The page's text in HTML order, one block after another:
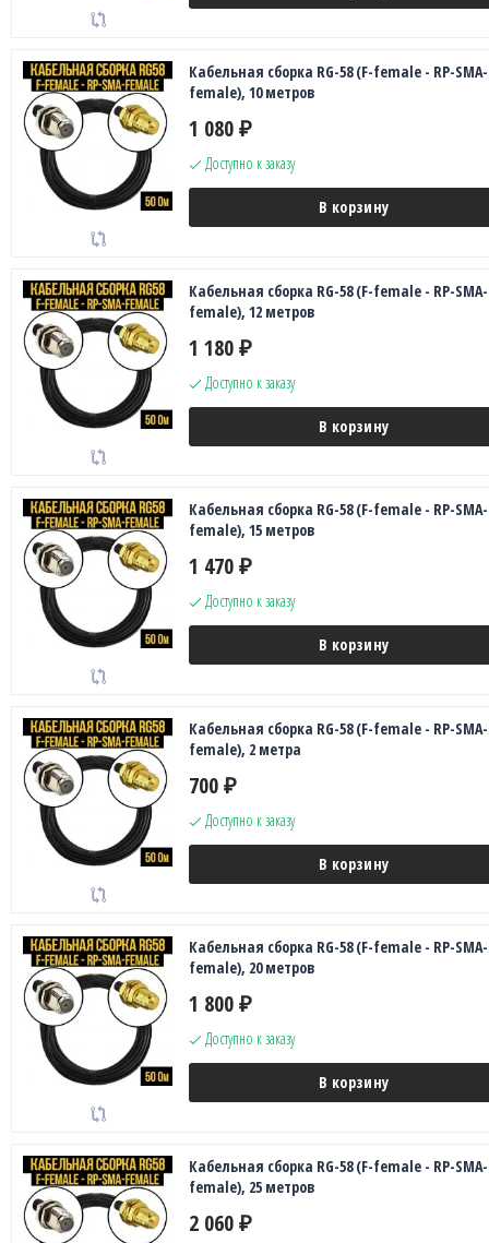
Кабельная сборка RG-58 (F-female - RP-SMA-
female), 10 метров
1 080 ₽
Доступно к заказу
В корзину
Кабельная сборка RG-58 (F-female - RP-SMA-
female), 12 метров
1 180 ₽
Доступно к заказу
В корзину
Кабельная сборка RG-58 (F-female - RP-SMA-
female), 15 метров
1 470 ₽
Доступно к заказу
В корзину
Кабельная сборка RG-58 (F-female - RP-SMA-
female), 2 метра
700 ₽
Доступно к заказу
В корзину
Кабельная сборка RG-58 (F-female - RP-SMA-
female), 20 метров
1 800 ₽
Доступно к заказу
В корзину
Кабельная сборка RG-58 (F-female - RP-SMA-
female), 25 метров
2 060 ₽